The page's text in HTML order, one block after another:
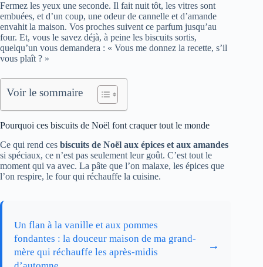
Fermez les yeux une seconde. Il fait nuit tôt, les vitres sont
embuées, et d’un coup, une odeur de cannelle et d’amande
envahit la maison. Vos proches suivent ce parfum jusqu’au
four. Et, vous le savez déjà, à peine les biscuits sortis,
quelqu’un vous demandera : « Vous me donnez la recette, s’il
vous plaît ? »
Voir le sommaire
Pourquoi ces biscuits de Noël font craquer tout le monde
Ce qui rend ces biscuits de Noël aux épices et aux amandes
si spéciaux, ce n’est pas seulement leur goût. C’est tout le
moment qui va avec. La pâte que l’on malaxe, les épices que
l’on respire, le four qui réchauffe la cuisine.
Un flan à la vanille et aux pommes
fondantes : la douceur maison de ma grand-
mère qui réchauffe les après-midis
→